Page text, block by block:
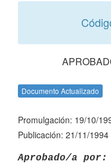
Documento Actualizado
Promulgación: 19/10/
Publicación: 21/11/1994
Aprobado/a por: